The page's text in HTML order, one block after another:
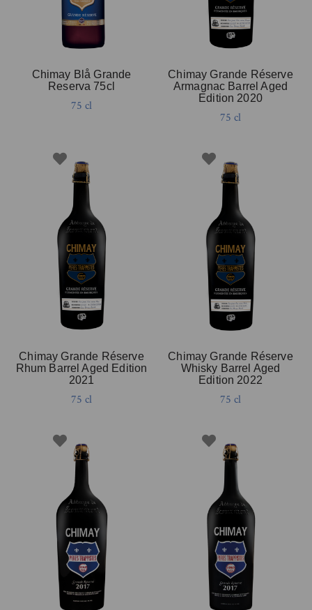
Chimay Blå Grande
Reserva 75cl
75 cl
Chimay Grande Réserve
Armagnac Barrel Aged
Edition 2020
75 cl
Chimay Grande Réserve
Rhum Barrel Aged Edition
2021
75 cl
Chimay Grande Réserve
Whisky Barrel Aged
Edition 2022
75 cl